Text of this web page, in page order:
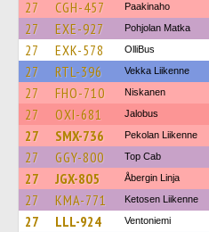
27 CGH-457 Paakinaho
27 EXE-927 Pohjolan Matka
27 EXK-578 OlliBus
27 RTL-396 Vekka Liikenne
27 FHO-710 Niskanen
27 OXI-681 Jalobus
27 SMX-736 Pekolan Liikenne
27 GGY-800 Top Cab
27 JGX-805 Åbergin Linja
27 KMA-771 Ketosen Liikenne
27 LLL-924 Ventoniemi